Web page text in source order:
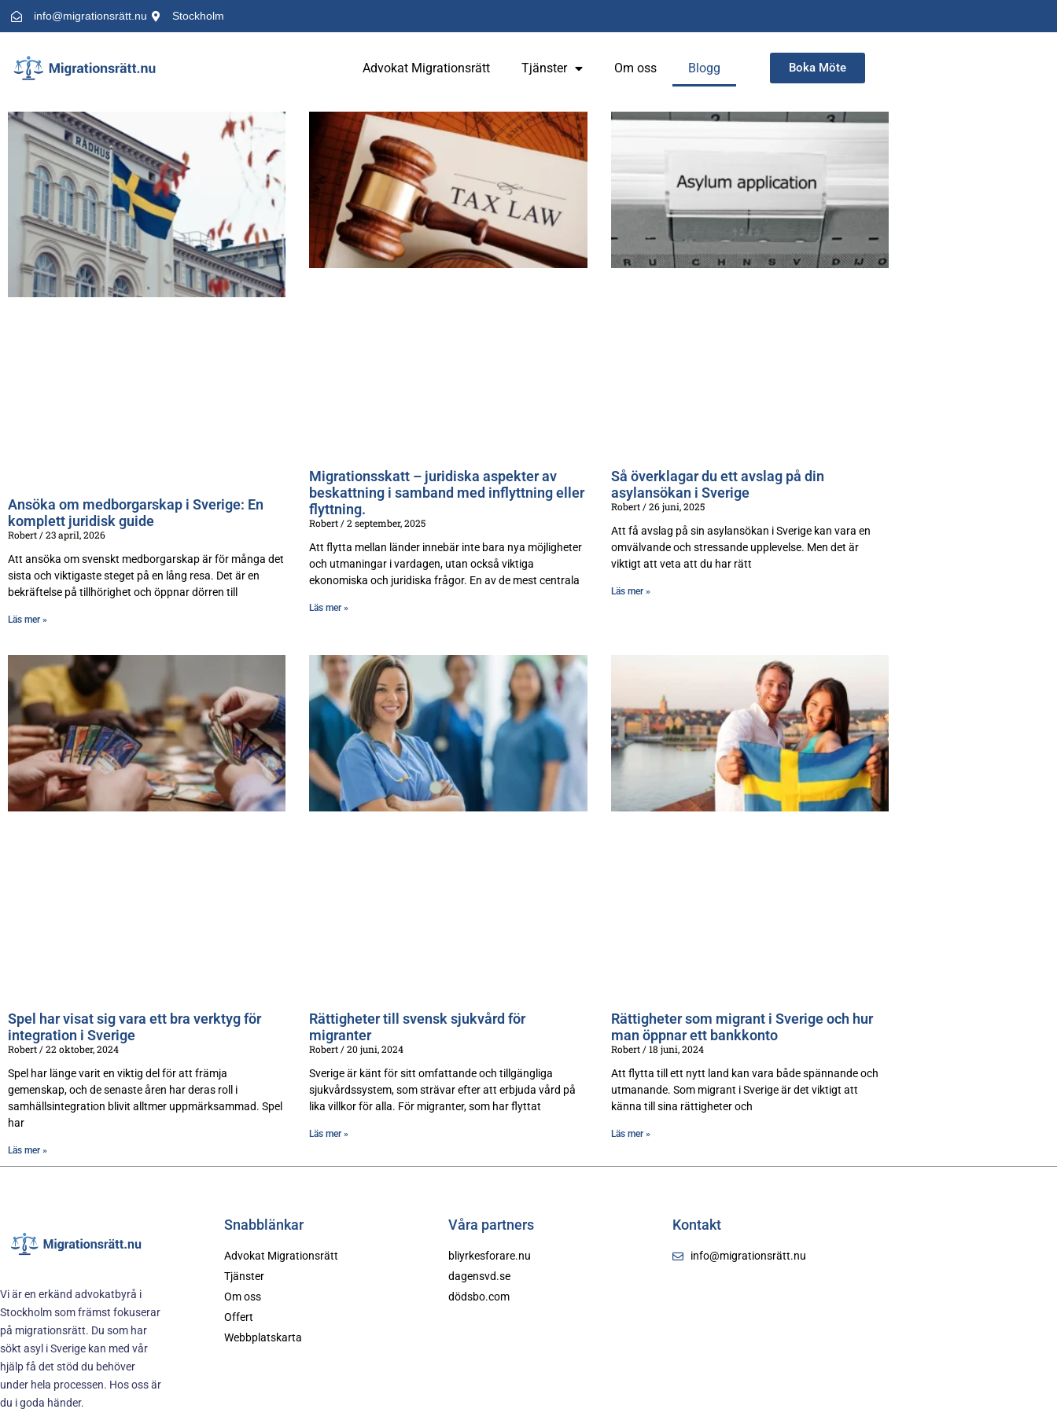
info@migrationsrätt.nu Stockholm
Advokat Migrationsrätt Tjänster Om oss Blogg Boka Möte
Ansöka om medborgarskap i Sverige: En
komplett juridisk guide
Robert
23 april, 2026
Att ansöka om svenskt medborgarskap är för många det
sista och viktigaste steget på en lång resa. Det är en
bekräftelse på tillhörighet och öppnar dörren till
Läs mer »
Migrationsskatt – juridiska aspekter av
beskattning i samband med inflyttning eller
flyttning.
Robert 2 september, 2025
Att flytta mellan länder innebär inte bara nya möjligheter
och utmaningar i vardagen, utan också viktiga
ekonomiska och juridiska frågor. En av de mest centrala
Läs mer »
Så överklagar du ett avslag på din
asylansökan i Sverige
Robert 26 juni, 2025
Att få avslag på sin asylansökan i Sverige kan vara en
omvälvande och stressande upplevelse. Men det är
viktigt att veta att du har rätt
Läs mer »
Spel har visat sig vara ett bra verktyg för
integration i Sverige
Robert
22 oktober, 2024
Spel har länge varit en viktig del för att främja
gemenskap, och de senaste åren har deras roll i
samhällsintegration blivit alltmer uppmärksammad. Spel
har
Läs mer »
Rättigheter till svensk sjukvård för
migranter
Robert 20 juni, 2024
Sverige är känt för sitt omfattande och tillgängliga
sjukvårdssystem, som strävar efter att erbjuda vård på
lika villkor för alla. För migranter, som har flyttat
Läs mer »
Rättigheter som migrant i Sverige och hur
man öppnar ett bankkonto
Robert 18 juni, 2024
Att flytta till ett nytt land kan vara både spännande och
utmanande. Som migrant i Sverige är det viktigt att
känna till sina rättigheter och
Läs mer »
Vi är en erkänd advokatbyrå i
Stockholm som främst fokuserar
på migrationsrätt. Du som har
sökt asyl i Sverige kan med vår
hjälp få det stöd du behöver
under hela processen. Hos oss är
du i goda händer.
Snabblänkar
Advokat Migrationsrätt
Tjänster
Om oss
Offert
Webbplatskarta
Våra partners
bliyrkesforare.nu
dagensvd.se
dödsbo.com
Kontakt
info@migrationsrätt.nu